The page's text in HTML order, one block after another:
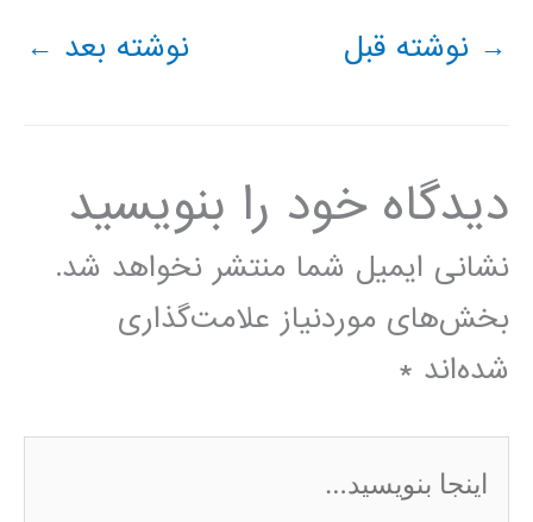
→ نوشته قبل نوشته بعد ←
دیدگاه‌ خود را بنویسید
نشانی ایمیل شما منتشر نخواهد شد.
بخش‌های موردنیاز علامت‌گذاری
شده‌اند *
اینجا